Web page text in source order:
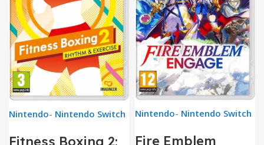
Nintendo- Nintendo Switch
Fitness Boxing 2:
Nintendo- Nintendo Switch
Fire Emblem